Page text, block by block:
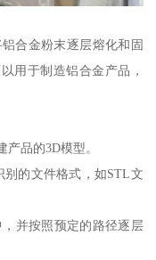
合金粉末逐层熔化和固
用于制造铝合金产品，
品的3D模型。
别的文件格式，如STL文
并按照预定的路径逐层